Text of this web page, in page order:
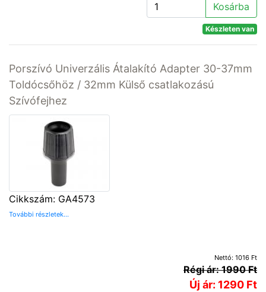
Kosárba
Készleten van
Porszívó Univerzális Átalakító Adapter 30-37mm
Toldócsőhöz / 32mm Külső csatlakozású
Szívófejhez
Cikkszám: GA4573
További részletek...
Nettó: 1016 Ft
Régi ár: 1990 Ft
Új ár: 1290 Ft